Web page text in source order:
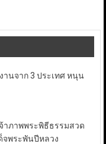
านจาก 3 ประเทศ หนุน
จ้าภาพพระพิธีธรรมสวด
จพระพันปีหลวง